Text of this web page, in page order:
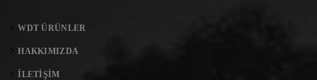
WDT ÜRÜNLER
HAKKIMIZDA
İLETIŞIM